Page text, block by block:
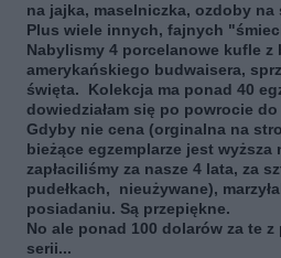
na jajka, maselniczka, ozdoby na
Plus wiele innych, fajnych
Nabylismy 4 porcelanowe kufle z
amerykańskiego budwaisera,
święta. Kolekcja ma ponad 40
dowiedziałam się po powrocie do
Gdyby nie cena (orginalna na
bieżące egzemplarze jest wyższa
zapłaciliśmy za nasze 4 lata, za
pudełkach, nieużywane),
posiadaniu. Są przepiękne.
No ale ponad 100 dolarów za te
serii...